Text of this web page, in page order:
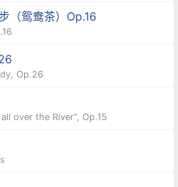
（鸳鸯茶）Op.16
Op.26
over the River", Op.15